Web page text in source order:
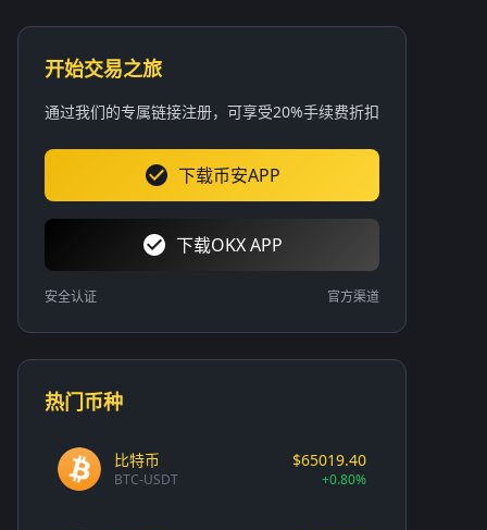
开始交易之旅
通过我们的专属链接注册，可享受20%手续费折扣
下载币安APP
下载OKX APP
安全认证 官方渠道
热门币种
比特币
BTC-USDT
$65019.40
+0.80%